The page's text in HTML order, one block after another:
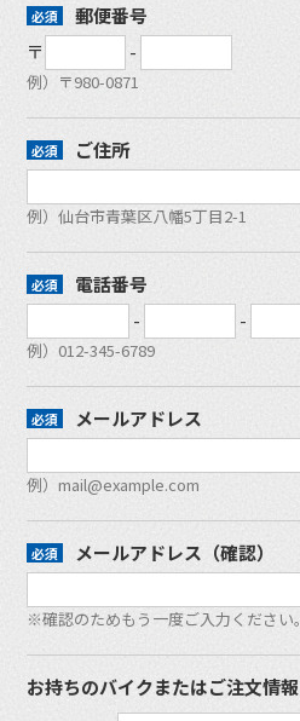
郵便番号
〒
-
例）〒980-0871
ご住所
例）仙台市青葉区八幡5丁目2-1
電話番号
-
-
例）012-345-6789
メールアドレス
例）mail@example.com
メールアドレス（確認）
※確認のためもう一度ご入力ください。
お持ちのバイクまたはご注文情報